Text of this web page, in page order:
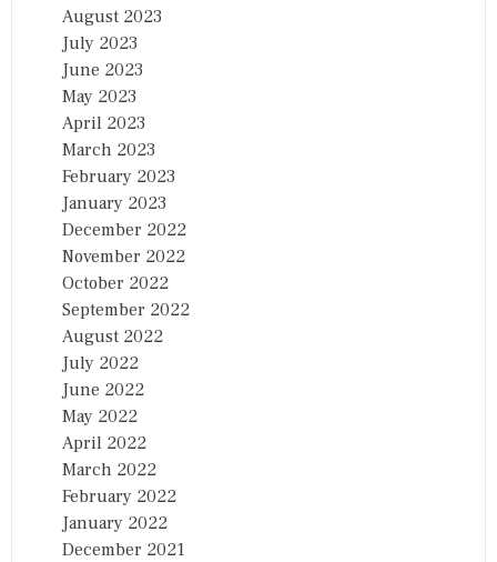
August 2023
July 2023
June 2023
May 2023
April 2023
March 2023
February 2023
January 2023
December 2022
November 2022
October 2022
September 2022
August 2022
July 2022
June 2022
May 2022
April 2022
March 2022
February 2022
January 2022
December 2021